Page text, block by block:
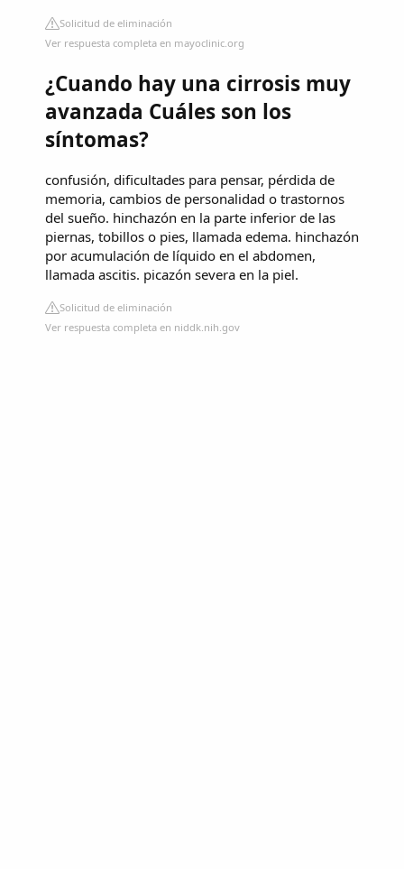
Solicitud de eliminación
Ver respuesta completa en mayoclinic.org
¿Cuando hay una cirrosis muy
avanzada Cuáles son los
síntomas?
confusión, dificultades para pensar, pérdida de
memoria, cambios de personalidad o trastornos
del sueño. hinchazón en la parte inferior de las
piernas, tobillos o pies, llamada edema. hinchazón
por acumulación de líquido en el abdomen,
llamada ascitis. picazón severa en la piel.
Solicitud de eliminación
Ver respuesta completa en niddk.nih.gov